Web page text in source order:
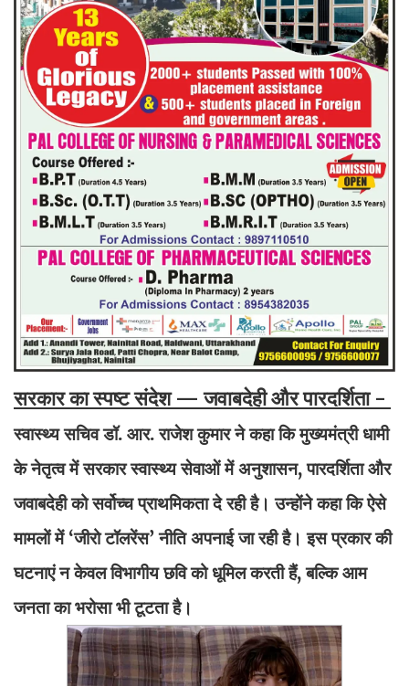
सरकार का स्पष्ट संदेश — जवाबदेही और पारदर्शिता -
स्वास्थ्य सचिव डॉ. आर. राजेश कुमार ने कहा कि मुख्यमंत्री धामी
के नेतृत्व में सरकार स्वास्थ्य सेवाओं में अनुशासन, पारदर्शिता और
जवाबदेही को सर्वोच्च प्राथमिकता दे रही है। उन्होंने कहा कि ऐसे
मामलों में ‘जीरो टॉलरेंस’ नीति अपनाई जा रही है। इस प्रकार की
घटनाएं न केवल विभागीय छवि को धूमिल करती हैं, बल्कि आम
जनता का भरोसा भी टूटता है।